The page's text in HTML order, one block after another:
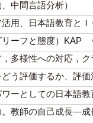
中間言語分析）
用、日本語教育とＩ
ーフと態度）KAP
多様性への対応，ク
う評価するか、評価
ーとしての日本語教
教師の自己成長―成